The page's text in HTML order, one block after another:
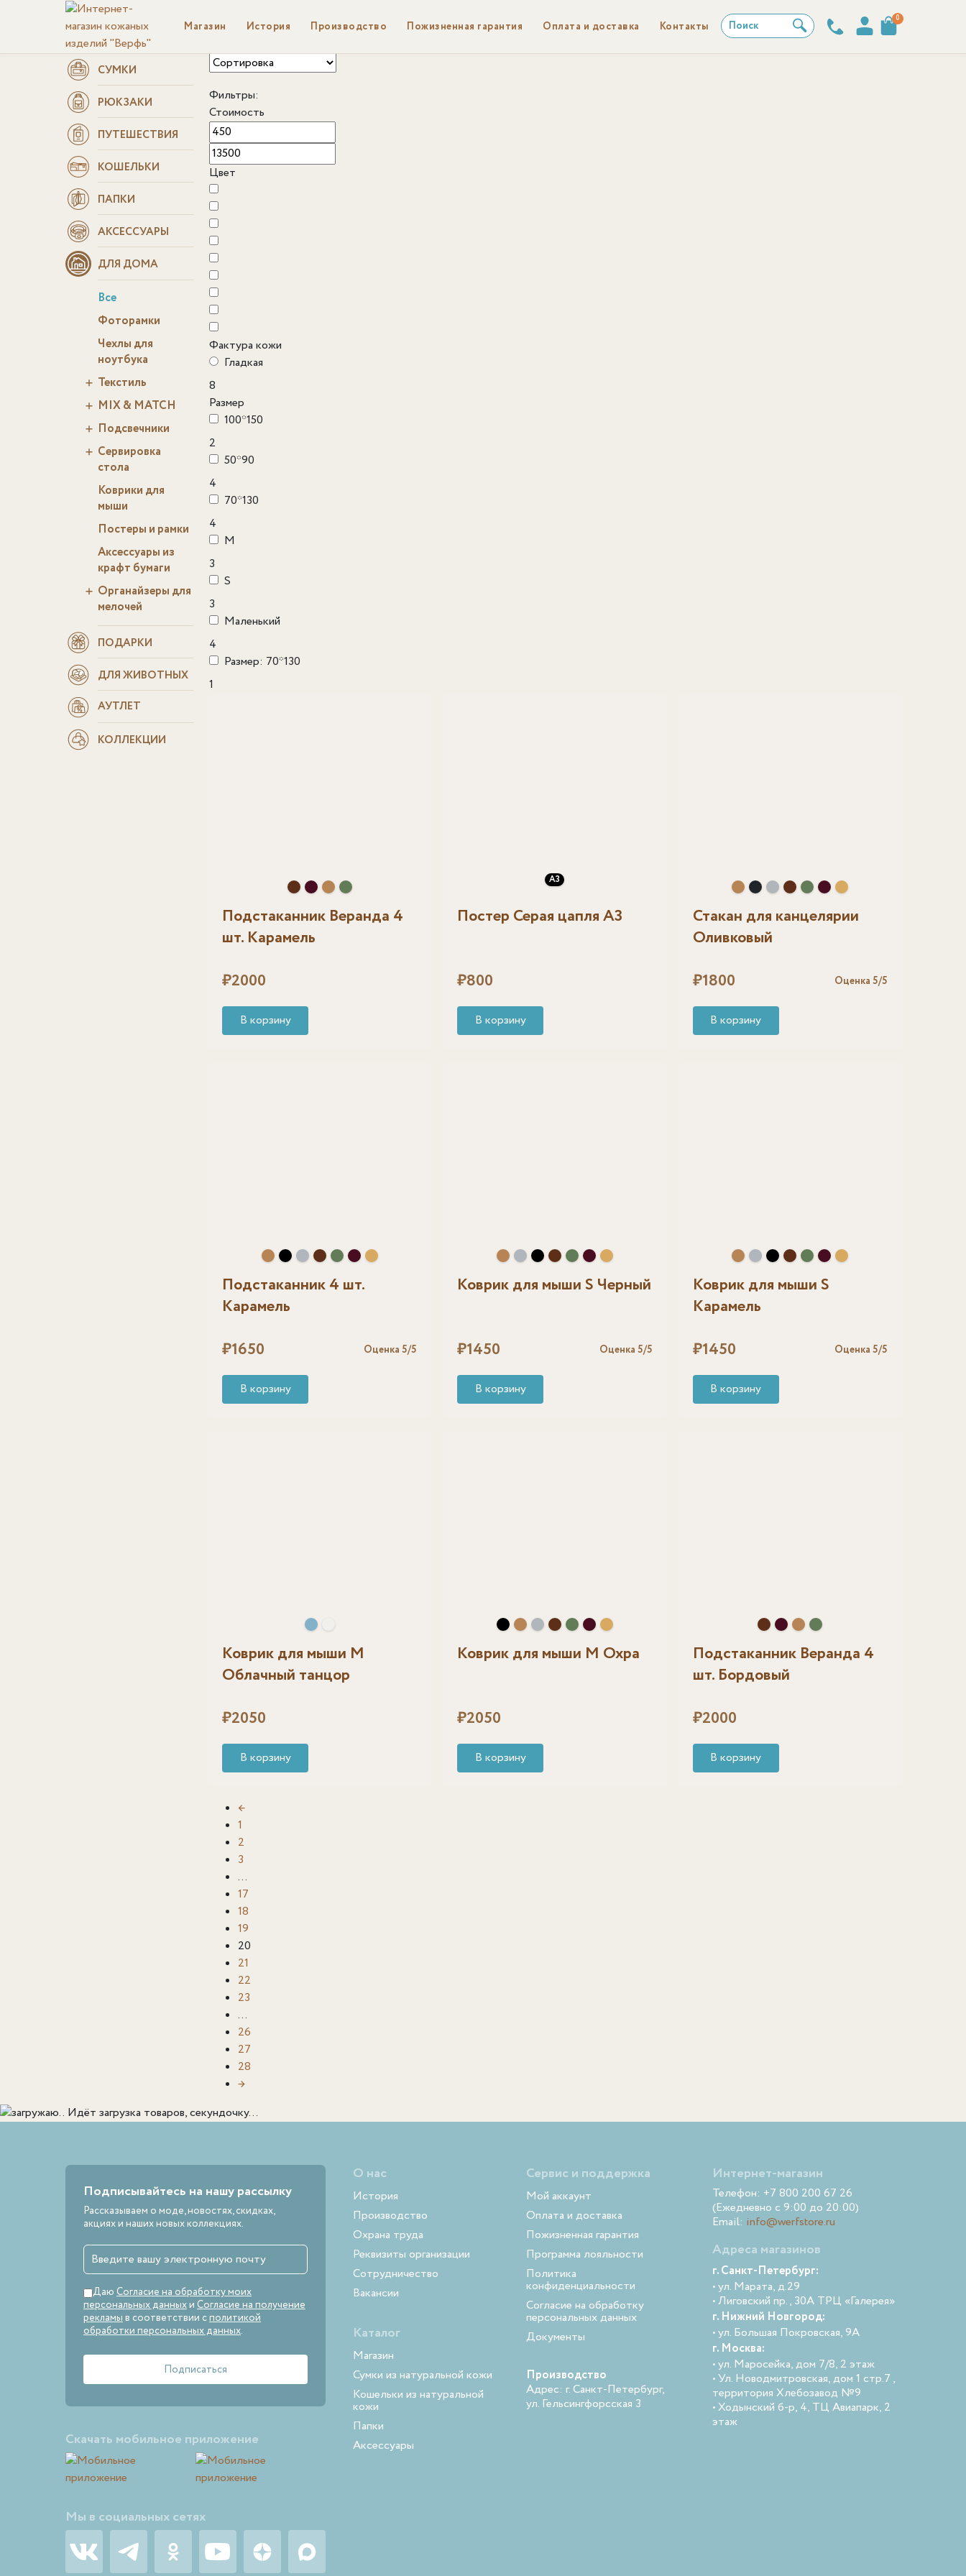
Магазин История Производство Пожизненная гарантия Оплата и доставка Контакты Поиск 0
СУМКИ
РЮКЗАКИ
ПУТЕШЕСТВИЯ
КОШЕЛЬКИ
ПАПКИ
АКСЕССУАРЫ
ДЛЯ ДОМА
Все
Фоторамки
Чехлы для
ноутбука
Текстиль
MIX & MATCH
Подсвечники
Сервировка
стола
Коврики для
мыши
Постеры и рамки
Аксессуары из
крафт бумаги
Органайзеры для
мелочей
ПОДАРКИ
ДЛЯ ЖИВОТНЫХ
АУТЛЕТ
КОЛЛЕКЦИИ
Фильтры:
Стоимость
Цвет
Фактура кожи
Гладкая
8
Размер
100*150
2
50*90
4
70*130
4
M
3
S
3
Маленький
4
Размер: 70*130
1
Подстаканник Веранда 4
шт. Карамель
₽2000
В корзину
А3
Постер Серая цапля A3
₽800
В корзину
Стакан для канцелярии
Оливковый
₽1800 Оценка 5/5
В корзину
Подстаканник 4 шт.
Карамель
₽1650 Оценка5/5
В корзину
Коврик для мыши S Черный
₽1450 Оценка 5/5
В корзину
Коврик для мыши S
Карамель
₽1450 Оценка 5/5
В корзину
Коврик для мыши M
Облачный танцор
₽2050
В корзину
Коврик для мыши M Охра
₽2050
В корзину
Подстаканник Веранда 4
шт. Бордовый
₽2000
В корзину
←
1
2
3
…
17
18
19
20
21
22
23
…
26
27
28
→
Идёт загрузка товаров, секундочку...
Подписывайтесь на нашу рассылку
Рассказываем о моде, новостях, скидках,
акциях и наших новых коллекциях.
Даю Согласие на обработку моих
персональных данныхи Согласие на получение
рекламыв соответствии сполитикой
обработки персональных данных.
Скачать мобильное приложение
Мы в социальных сетях
О нас
История
Производство
Охрана труда
Реквизиты организации
Сотрудничество
Вакансии
Каталог
Магазин
Сумки из натуральной кожи
Кошельки из натуральной
кожи
Папки
Аксессуары
Сервис и поддержка
Мой аккаунт
Оплата и доставка
Пожизненная гарантия
Программа лояльности
Политика
конфиденциальности
Согласие на обработку
персональных данных
Документы
Производство
Адрес: г. Санкт-Петербург,
ул. Гельсингфорсская 3
Интернет-магазин
Телефон: +7 800 200 67 26
(Ежедневно с 9:00 до 20:00)
Email: info@werfstore.ru
Адреса магазинов
г. Санкт-Петербург:
• ул. Марата, д.29
• Лиговский пр., 30А ТРЦ «Галерея»
г. Нижний Новгород:
• ул. Большая Покровская, 9А
г. Москва:
• ул. Маросейка, дом 7/8, 2 этаж
• Ул. Новодмитровская, дом 1 стр.7 ,
территория Хлебозавод №9
• Ходынский б-р, 4, ТЦ Авиапарк, 2
этаж